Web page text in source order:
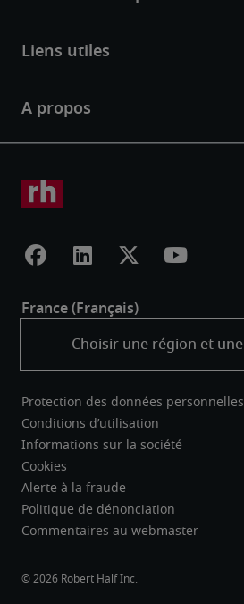
Protection des données personnelles
Conditions d’utilisation
Informations sur la société
Cookies
Alerte à la fraude
Politique de dénonciation
Commentaires au webmaster